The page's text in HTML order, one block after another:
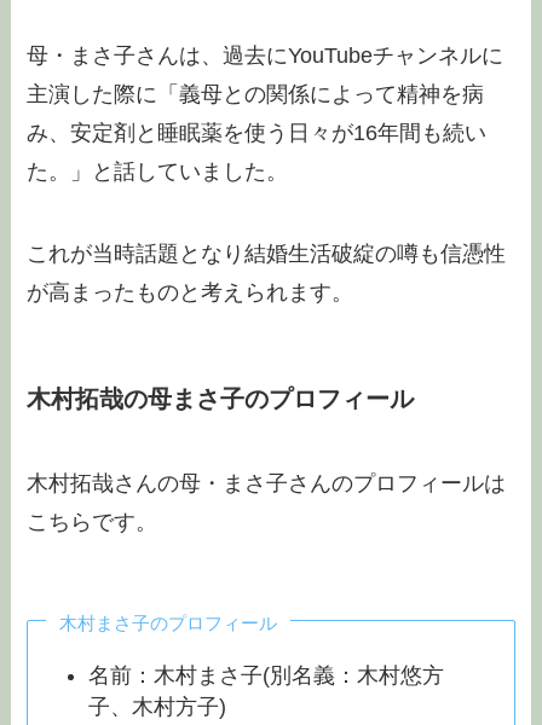
母・まさ子さんは、過去にYouTubeチャンネルに
主演した際に「義母との関係によって精神を病
み、安定剤と睡眠薬を使う日々が16年間も続い
た。」と話していました。
これが当時話題となり結婚生活破綻の噂も信憑性
が高まったものと考えられます。
木村拓哉の母まさ子のプロフィール
木村拓哉さんの母・まさ子さんのプロフィールは
こちらです。
木村まさ子のプロフィール
名前：木村まさ子(別名義：木村悠方
子、木村方子)